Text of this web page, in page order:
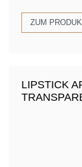
ZUM PRODUKT
LIPSTICK